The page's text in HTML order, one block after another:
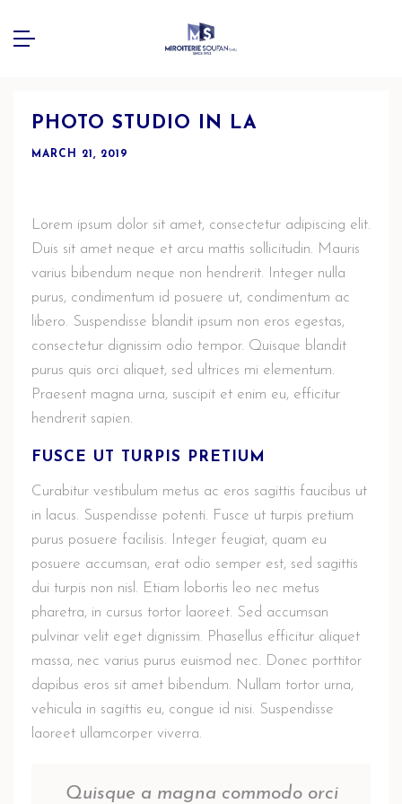
PHOTO STUDIO IN LA
MARCH 21, 2019
Lorem ipsum dolor sit amet, consectetur adipiscing elit.
Duis sit amet neque et arcu mattis sollicitudin. Mauris
varius bibendum neque non hendrerit. Integer nulla
purus, condimentum id posuere ut, condimentum ac
libero. Suspendisse blandit ipsum non eros egestas,
consectetur dignissim odio tempor. Quisque blandit
purus quis orci aliquet, sed ultrices mi elementum.
Praesent magna urna, suscipit et enim eu, efficitur
hendrerit sapien.
FUSCE UT TURPIS PRETIUM
Curabitur vestibulum metus ac eros sagittis faucibus ut
in lacus. Suspendisse potenti. Fusce ut turpis pretium
purus posuere facilisis. Integer feugiat, quam eu
posuere accumsan, erat odio semper est, sed sagittis
dui turpis non nisl. Etiam lobortis leo nec metus
pharetra, in cursus tortor laoreet. Sed accumsan
pulvinar velit eget dignissim. Phasellus efficitur aliquet
massa, nec varius purus euismod nec. Donec porttitor
dapibus eros sit amet bibendum. Nullam tortor urna,
vehicula in sagittis eu, congue id nisi. Suspendisse
laoreet ullamcorper viverra.
Quisque a magna commodo orci